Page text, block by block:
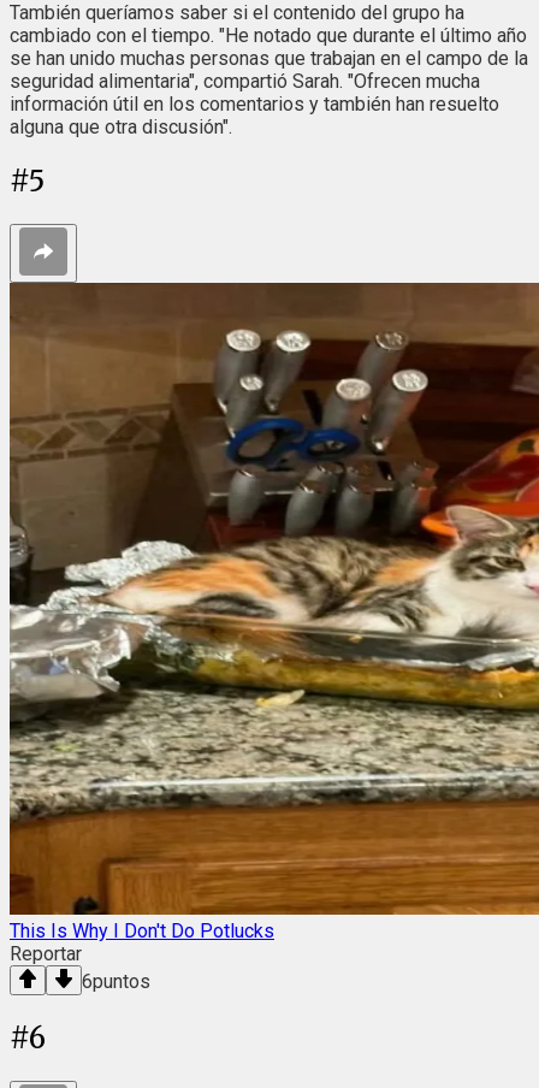
También queríamos saber si el contenido del grupo ha
cambiado con el tiempo. "He notado que durante el último año
se han unido muchas personas que trabajan en el campo de la
seguridad alimentaria", compartió Sarah. "Ofrecen mucha
información útil en los comentarios y también han resuelto
alguna que otra discusión".
#5
This Is Why I Don't Do Potlucks
Reportar
6puntos
#6